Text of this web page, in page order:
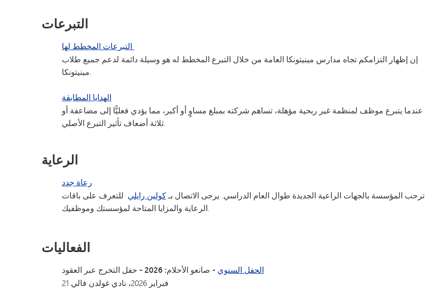
التبرعات
إن إظهار التزامكم تجاه مدارس مينيتونكا العامة من خلال التبرع المخطط له هو وسيلة دائمة لدعم جميع طلاب
مينيتونكا.
الهدايا المطابقة
عندما يتبرع موظف لمنظمة غير ربحية مؤهلة، تساهم شركته بمبلغ مساوٍ أو أكبر، مما يؤدي فعليًّا إلى مضاعفة أو
ثلاثة أضعاف تأثير التبرع الأصلي.
الرعاية
رعاة جدد
ترحب المؤسسة بالجهات الراعية الجديدة طوال العام الدراسي. يرجى الاتصال بـكولين رايلي للتعرف على باقات
الرعاية والمزايا المتاحة لمؤسستك وموظفيك.
الفعاليات
الحفل السنوي - صانعو الأحلام: 2026 - حفل التخرج عبر العقود
21 فبراير 2026، نادي غولدن فالي